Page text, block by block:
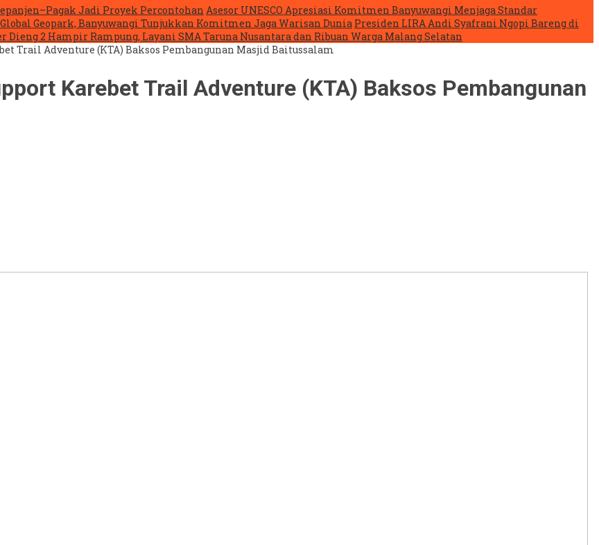
Jadi Proyek Percontohan Asesor UNESCO Apresiasi Komitmen Banyuwangi Menjaga Standar
Geopark, Banyuwangi Tunjukkan Komitmen Jaga Warisan Dunia Presiden LIRA Andi Syafrani Ngopi Bareng di
Dieng 2 Hampir Rampung, Layani SMA Taruna Nusantara dan Ribuan Warga Malang Selatan
Trail Adventure (KTA) Baksos Pembangunan Masjid Baitussalam
Karebet Trail Adventure (KTA) Baksos Pembangunan